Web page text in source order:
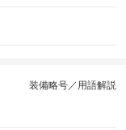
装備略号／用語解説